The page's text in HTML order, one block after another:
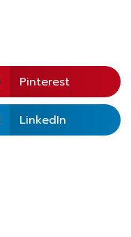
Pinterest
LinkedIn